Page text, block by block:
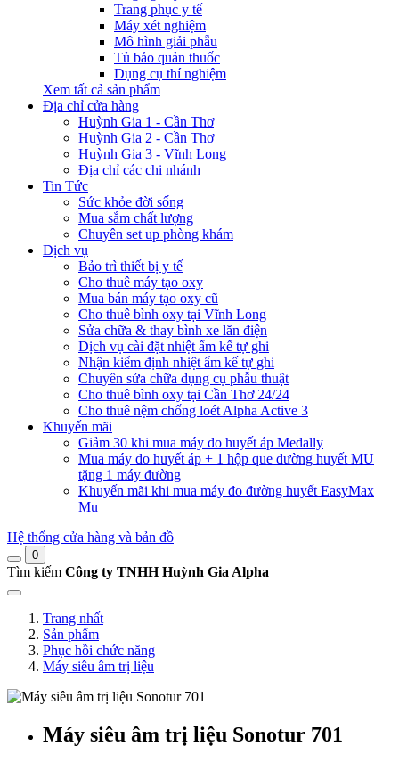
Trang phục y tế
Máy xét nghiệm
Mô hình giải phẫu
Tủ bảo quản thuốc
Dụng cụ thí nghiệm
Xem tất cả sản phẩm
Địa chỉ cửa hàng
Huỳnh Gia 1 - Cần Thơ
Huỳnh Gia 2 - Cần Thơ
Huỳnh Gia 3 - Vĩnh Long
Địa chỉ các chi nhánh
Tin Tức
Sức khỏe đời sống
Mua sắm chất lượng
Chuyên set up phòng khám
Dịch vụ
Bảo trì thiết bị y tế
Cho thuê máy tạo oxy
Mua bán máy tạo oxy cũ
Cho thuê bình oxy tại Vĩnh Long
Sửa chữa & thay bình xe lăn điện
Dịch vụ cài đặt nhiệt ẩm kế tự ghi
Nhận kiểm định nhiệt ẩm kế tự ghi
Chuyên sửa chữa dụng cụ phẫu thuật
Cho thuê bình oxy tại Cần Thơ 24/24
Cho thuê nệm chống loét Alpha Active 3
Khuyến mãi
Giảm 30 khi mua máy đo huyết áp Medally
Mua máy đo huyết áp + 1 hộp que đường huyết MU
tặng 1 máy đường
Khuyến mãi khi mua máy đo đường huyết EasyMax
Mu
Hệ thống cửa hàng và bản đồ
0
Tìm kiếm Công ty TNHH Huỳnh Gia Alpha
Trang nhất
Sản phẩm
Phục hồi chức năng
Máy siêu âm trị liệu
Máy siêu âm trị liệu Sonotur 701